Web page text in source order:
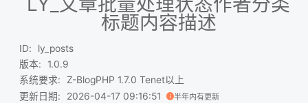
标题内容描述
ID:
ly_posts
版本:
1.0.9
系统要求:
Z-BlogPHP 1.7.0 Tenet以上
更新日期: 2026-04-17 09:16:51 半年内有更新